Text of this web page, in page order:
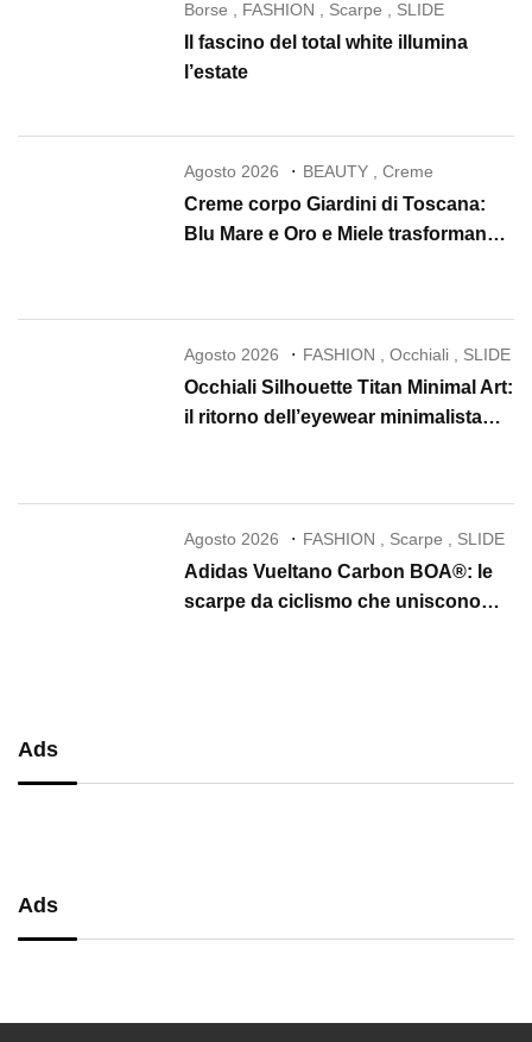
Borse
FASHION Scarpe SLIDE
Il fascino del total white illumina
l’estate
Agosto 2026 BEAUTY ,Creme
Creme corpo Giardini di Toscana:
Blu Mare e Oro e Miele trasformano
Agosto 2026 FASHION ,Occhiali , SLIDE
Occhiali Silhouette Titan Minimal Art:
il ritorno dell’eyewear minimalista
Agosto 2026 FASHION Scarpe SLIDE
Adidas Vueltano Carbon BOA®: le
scarpe da ciclismo che uniscono
Ads
Ads